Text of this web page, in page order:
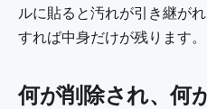
ルに貼ると汚れが引き継が
すれば中身だけが残ります。
何が削除され、何